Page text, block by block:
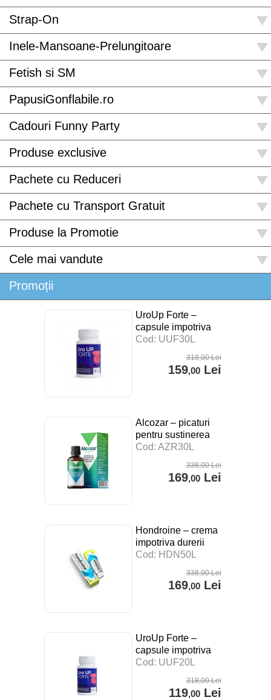
Strap-On
Inele-Mansoane-Prelungitoare
Fetish si SM
PapusiGonflabile.ro
Cadouri Funny Party
Produse exclusive
Pachete cu Reduceri
Pachete cu Transport Gratuit
Produse la Promotie
Cele mai vandute
Promoții
UroUp Forte –
capsule impotriva
prostatitei – 30 cps
Cod: UUF30L
318,00Lei
159,00Lei
Alcozar – picaturi
pentru sustinerea
digestiei, a
impotriva stresului –
Cod: AZR30L
338,00Lei
169,00Lei
Hondroine – crema
impotriva durerii
articulare – 50 ml
Cod: HDN50L
338,00Lei
169,00Lei
UroUp Forte –
capsule impotriva
prostatitei – 20 cps
Cod: UUF20L
318,00Lei
119,00Lei